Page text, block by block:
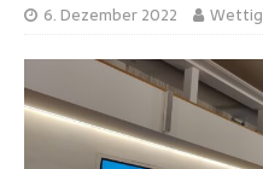
6. Dezember 2022